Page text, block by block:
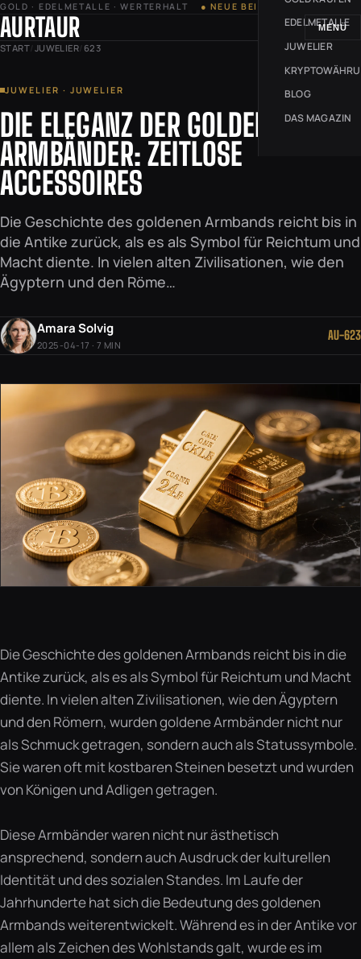
GOLD · EDELMETALLE · WERTERHALT ● NEUE BEITRÄGE JEDE WOCHE
AURTAUR MENÜ
EDELMETALLE
JUWELIER
BLOG
DAS MAGAZIN
START/ JUWELIER/ 623
JUWELIER · JUWELIER
DIE ELEGANZ DER GOLDENE
ARMBÄNDER: ZEITLOSE
ACCESSOIRES
Die Geschichte des goldenen Armbands reicht bis in
die Antike zurück, als es als Symbol für Reichtum und
Macht diente. In vielen alten Zivilisationen, wie den
Ägyptern und den Röme…
Amara Solvig
2025-04-17 · 7 MIN
AU-623
Die Geschichte des goldenen Armbands reicht bis in die
Antike zurück, als es als Symbol für Reichtum und Macht
diente. In vielen alten Zivilisationen, wie den Ägyptern
und den Römern, wurden goldene Armbänder nicht nur
als Schmuck getragen, sondern auch als Statussymbole.
Sie waren oft mit kostbaren Steinen besetzt und wurden
von Königen und Adligen getragen.
Diese Armbänder waren nicht nur ästhetisch
ansprechend, sondern auch Ausdruck der kulturellen
Identität und des sozialen Standes. Im Laufe der
Jahrhunderte hat sich die Bedeutung des goldenen
Armbands weiterentwickelt. Während es in der Antike vor
allem als Zeichen des Wohlstands galt, wurde es im